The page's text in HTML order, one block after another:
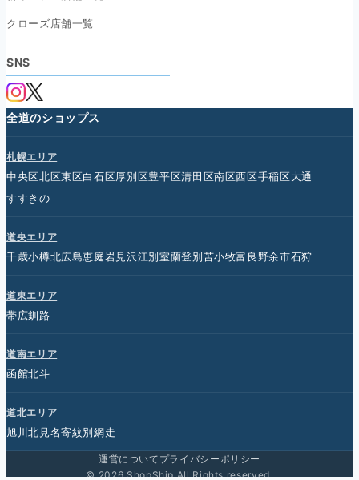
クローズ店舗一覧
SNS
全道のショップス
札幌エリア
中央区北区東区白石区厚別区豊平区清田区南区西区手稲区大通
すすきの
道央エリア
千歳小樽北広島恵庭岩見沢江別室蘭登別苫小牧富良野余市石狩
道東エリア
帯広釧路
道南エリア
函館北斗
道北エリア
旭川北見 名寄紋別網走
運営について プライバシーポリシー
© 2026 ShopShip All Rights reserved.